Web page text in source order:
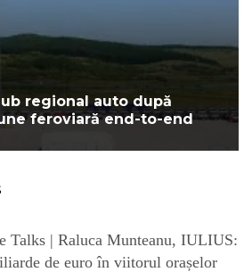
regional auto după
feroviară end-to-end
Talks | Raluca Munteanu, IULIUS:
de euro în viitorul orașelor